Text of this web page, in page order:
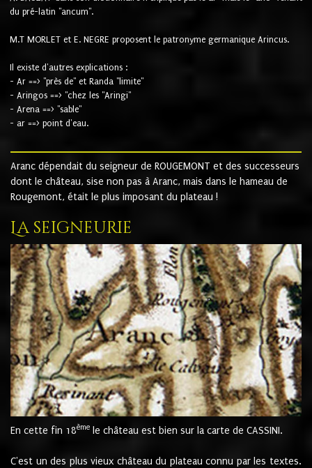
du pré-latin "ancum".
M.T MORLET et E. NEGRE proposent le patronyme germanique Arincus.
Il existe d'autres explications :
- Ar ==> "près de" et Randa "limite"
- Aringos ==> "chez les "Aringi"
- Arena ==> "sable"
- ar ==> point d'eau.
Aranc dépendait du seigneur de ROUGEMONT et des successeurs
dont le château, sise non pas à Aranc, mais dans le hameau de
Rougemont, était le plus imposant du plateau !
La seigneurie
En cette fin 18ème le château est bien sur la carte de CASSINI.
C'est un des plus vieux château du plateau connu par les textes.